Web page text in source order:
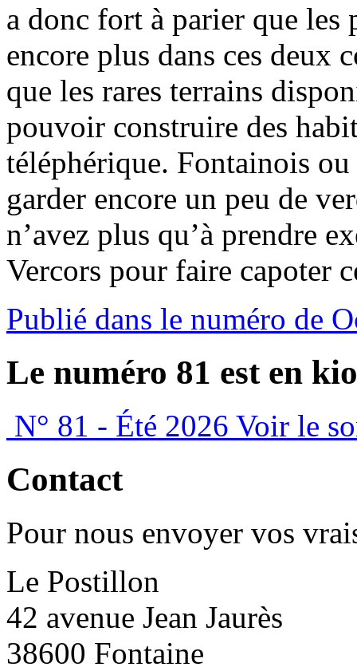
a donc fort à parier que
encore plus dans ces deux
que les rares terrains
pouvoir construire des
téléphérique. Fontainois
garder encore un peu de
n’avez plus qu’à prendre
Vercors pour faire capoter
Publié dans le numéro de
Le numéro 81 est en
N° 81 - Été 2026 Voir le
Contact
Pour nous envoyer vos
Le Postillon
42 avenue Jean Jaurès
38600 Fontaine